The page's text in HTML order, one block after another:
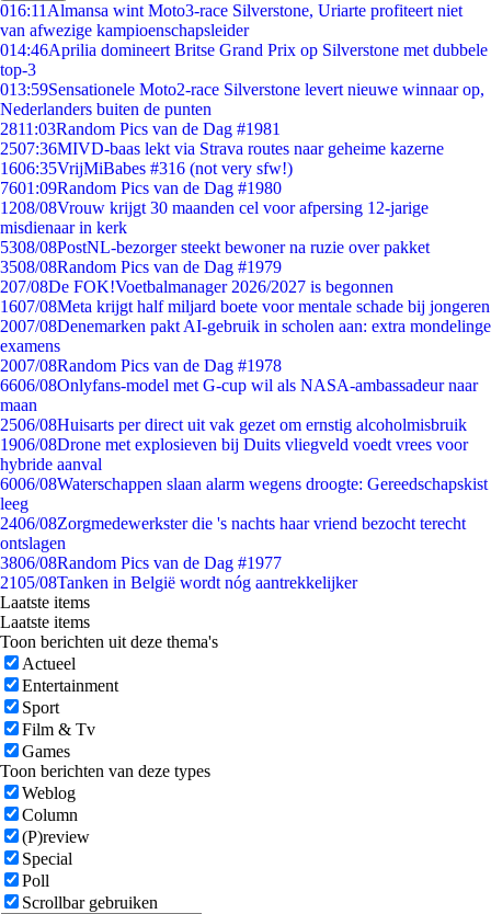
016:11 Almansa wint Moto3-race Silverstone, Uriarte profiteert niet
van afwezige kampioenschapsleider
014:46Aprilia domineert Britse Grand Prix op Silverstone met dubbele
top-3
013:59Sensationele Moto2-race Silverstone levert nieuwe winnaar op,
Nederlanders buiten de punten
2811:03Random Pics van de Dag #1981
2507:36MIVD-baas lekt via Strava routes naar geheime kazerne
1606:35VrijMiBabes #316 (not very sfw!)
7601:09Random Pics van de Dag #1980
1208/08Vrouw krijgt 30 maanden cel voor afpersing 12-jarige
misdienaar in kerk
5308/08PostNL-bezorger steekt bewoner na ruzie over pakket
3508/08Random Pics van de Dag #1979
207/08De FOK!Voetbalmanager 2026/2027 is begonnen
1607/08Meta krijgt half miljard boete voor mentale schade bij jongeren
2007/08Denemarken pakt AI-gebruik in scholen aan: extra mondelinge
examens
2007/08Random Pics van de Dag #1978
6606/08Onlyfans-model met G-cup wil als NASA-ambassadeur naar
maan
2506/08Huisarts per direct uit vak gezet om ernstig alcoholmisbruik
1906/08Drone met explosieven bij Duits vliegveld voedt vrees voor
hybride aanval
6006/08Waterschappen slaan alarm wegens droogte: Gereedschapskist
leeg
2406/08Zorgmedewerkster die 's nachts haar vriend bezocht terecht
ontslagen
3806/08Random Pics van de Dag #1977
2105/08Tanken in België wordt nóg aantrekkelijker
Laatste items
Laatste items
Toon berichten uit deze thema's
Actueel
Entertainment
Sport
Film & Tv
Games
Toon berichten van deze types
Weblog
Column
(P)review
Special
Poll
Scrollbar gebruiken